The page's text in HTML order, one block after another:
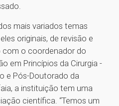
mais variados temas
originais, de revisão e
com o coordenador do
em Princípios da Cirurgia -
e Pós-Doutorado da
a instituição tem uma
científica. “Temos um